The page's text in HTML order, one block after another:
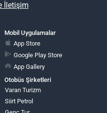
İletişim
Mobil Uygulamalar
App Store
Google Play Store
App Gallery
Otobüs Şirketleri
Varan Turizm
Siirt Petrol